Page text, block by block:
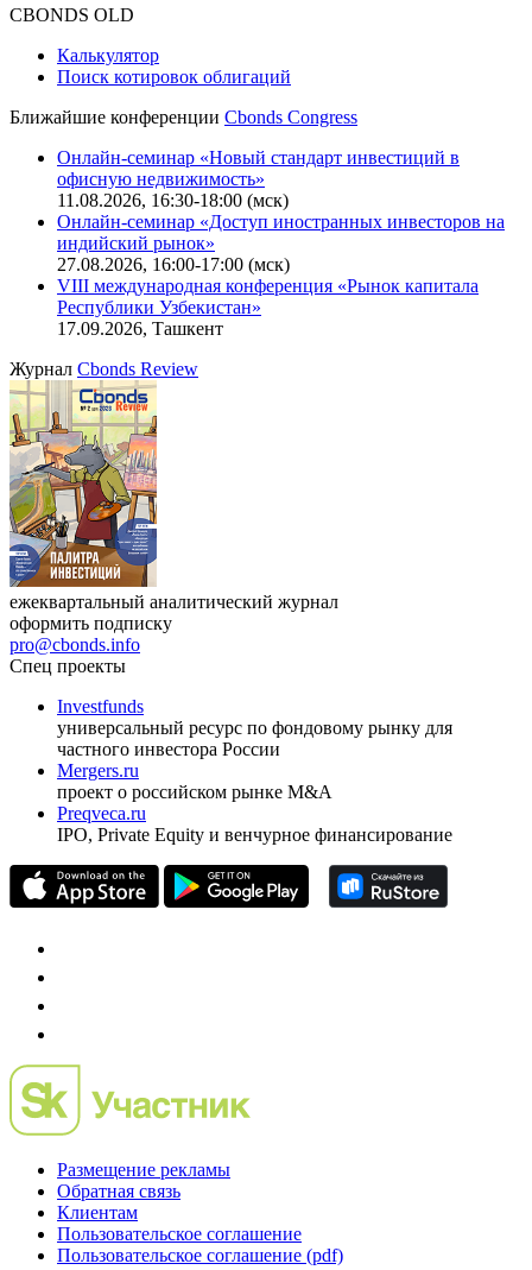
CBONDS OLD
Калькулятор
Поиск котировок облигаций
Ближайшие конференции Cbonds Congress
Онлайн-семинар «Новый стандарт инвестиций в
офисную недвижимость»
11.08.2026, 16:30-18:00 (мск)
Онлайн-семинар «Доступ иностранных инвесторов на
индийский рынок»
27.08.2026, 16:00-17:00 (мск)
VIII международная конференция «Рынок капитала
Республики Узбекистан»
17.09.2026, Ташкент
Журнал Cbonds Review
ежеквартальный аналитический журнал
оформить подписку
pro@cbonds.info
Спец проекты
Investfunds
универсальный ресурс по фондовому рынку для
частного инвестора России
Mergers.ru
проект о российском рынке M&A
Preqveca.ru
IPO, Private Equity и венчурное финансирование
Размещение рекламы
Обратная связь
Клиентам
Пользовательское соглашение
Пользовательское соглашение (pdf)